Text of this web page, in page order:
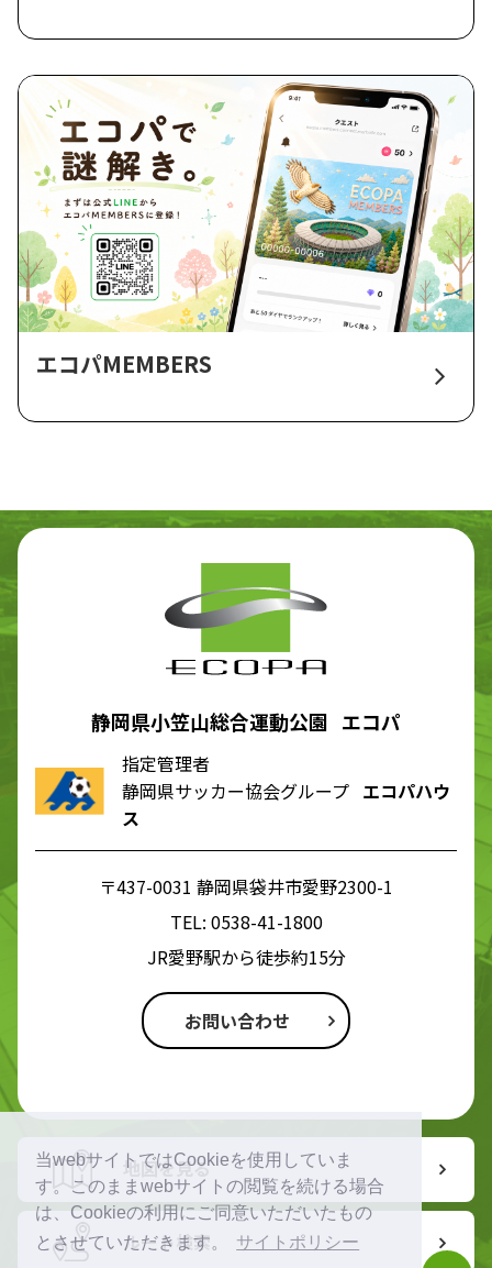
当webサイトではCookieを使用していま
す。このままwebサイトの閲覧を続ける場合
は、Cookieの利用にご同意いただいたもの
とさせていただきます。
サイトポリシー
エコパMEMBERS
静岡県小笠山総合運動公園 エコパ
指定管理者
静岡県サッカー協会グループ エコパハウ
ス
〒437-0031 静岡県袋井市愛野2300-1
TEL: 0538-41-1800
JR愛野駅から徒歩約15分
お問い合わせ
地図を見る
ルート検索